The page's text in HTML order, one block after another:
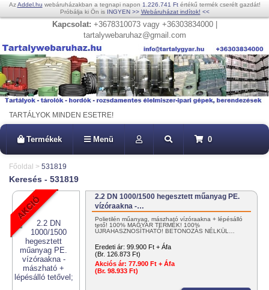
AzAddel.hu webáruházakban a tegnapi napon 1.226.741 Ftértékű termék cserélt gazdát!
Próbálja ki Ön is INGYEN >> Webáruházat indítok! <<
Kapcsolat: +3678310073 vagy +36303834000 |
tartalywebaruhaz@gmail.com
TARTÁLYOK MINDEN ESETRE!
Termékek Menü 0
Főoldal > 531819
Keresés - 531819
2.2 DN 1000/1500 hegesztett műanyag PE.
vízóraakna -…
Polietilén műanyag, mászható vízóraakna + lépésálló
tető! 100% MAGYAR TERMÉK! 100%
ÚJRAHASZNOSÍTHATÓ! BETONOZÁS NÉLKÜL…
Eredeti ár: 99.900 Ft + Áfa
(Br. 126.873 Ft)
Akciós ár: 77.900 Ft + Áfa
(Br. 98.933 Ft)